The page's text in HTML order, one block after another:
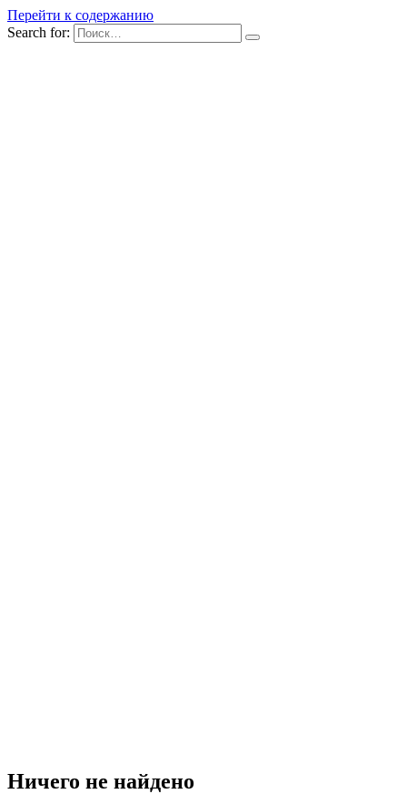
Перейти к содержанию
Search for:
Ничего не найдено